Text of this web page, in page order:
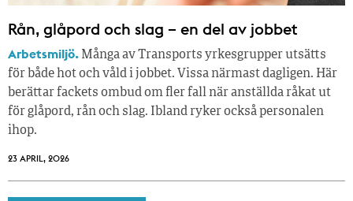
Rån, glåpord och slag – en del av jobbet
Arbetsmiljö. Många av Transports yrkesgrupper utsätts
för både hot och våld i jobbet. Vissa närmast dagligen. Här
berättar fackets ombud om fler fall när anställda råkat ut
för glåpord, rån och slag. Ibland ryker också personalen
ihop.
23 APRIL, 2026